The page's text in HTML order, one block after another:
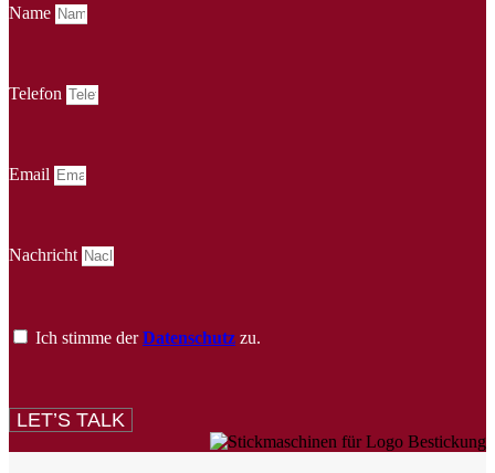
Name
Telefon
Email
Nachricht
Ich stimme derDatenschutz zu.
LET’S TALK